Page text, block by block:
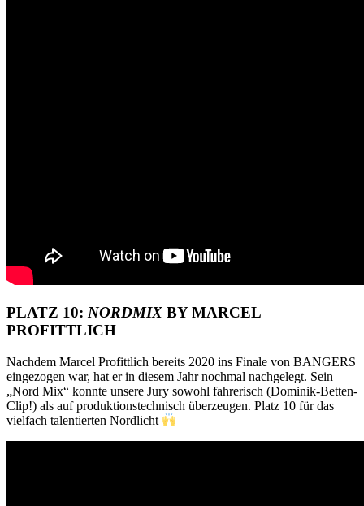
PLATZ 10: NORDMIX BY MARCEL
PROFITTLICH
Nachdem Marcel Profittlich bereits 2020 ins Finale von BANGERS
eingezogen war, hat er in diesem Jahr nochmal nachgelegt. Sein
„Nord Mix“ konnte unsere Jury sowohl fahrerisch (Dominik-Betten-
Clip!) als auf produktionstechnisch überzeugen. Platz 10 für das
vielfach talentierten Nordlicht